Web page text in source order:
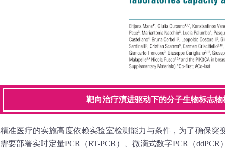
靶向治疗演进驱动下的分子生物标志物
精准医疗的实施高度依赖实验室检测能力与条件，为了确保突
需要部署实时定量PCR（RT-PCR）、微滴式数字PCR（